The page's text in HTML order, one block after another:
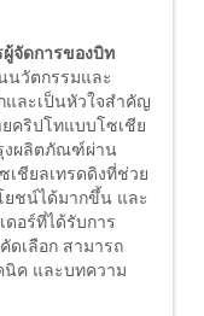
จัดการของบิท
นวัตกรรมและ
และเป็นหัวใจสำคัญ
คริปโทแบบโซเชีย
งผลิตภัณฑ์ผ่าน
ชียลเทรดดิงที่ช่วย
ยชน์ได้มากขึ้น และ
ดอร์ที่ได้รับการ
ดเลือก สามารถ
นิค และบทความ